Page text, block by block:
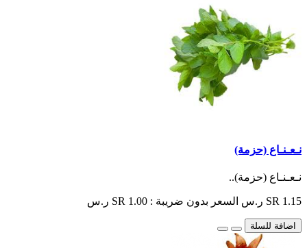
نـعـنـاع (حزمة)
نـعـنـاع (حزمة)..
SR 1.15 ر.س السعر بدون ضريبة : SR 1.00 ر.س
اضافة للسلة